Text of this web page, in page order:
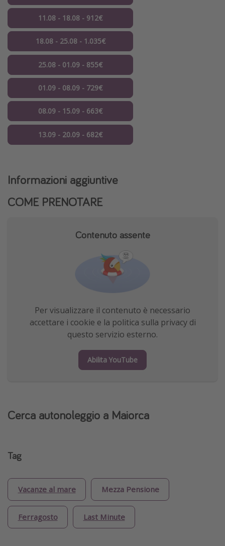
11.08 - 18.08 - 912€
18.08 - 25.08 - 1.035€
25.08 - 01.09 - 855€
01.09 - 08.09 - 729€
08.09 - 15.09 - 663€
13.09 - 20.09 - 682€
Informazioni aggiuntive
COME PRENOTARE
Contenuto assente
Per visualizzare il contenuto è necessario
accettare i cookie e la politica sulla privacy di
questo servizio esterno.
Abilita YouTube
Cerca autonoleggio a Maiorca
Tag
Vacanze al mare Mezza Pensione
Ferragosto Last Minute